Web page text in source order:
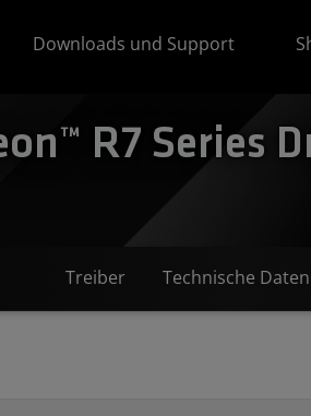
Downloads und Support
R7 Series
Treiber Technische Daten